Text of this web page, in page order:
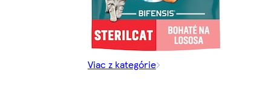
Viac z kategórie